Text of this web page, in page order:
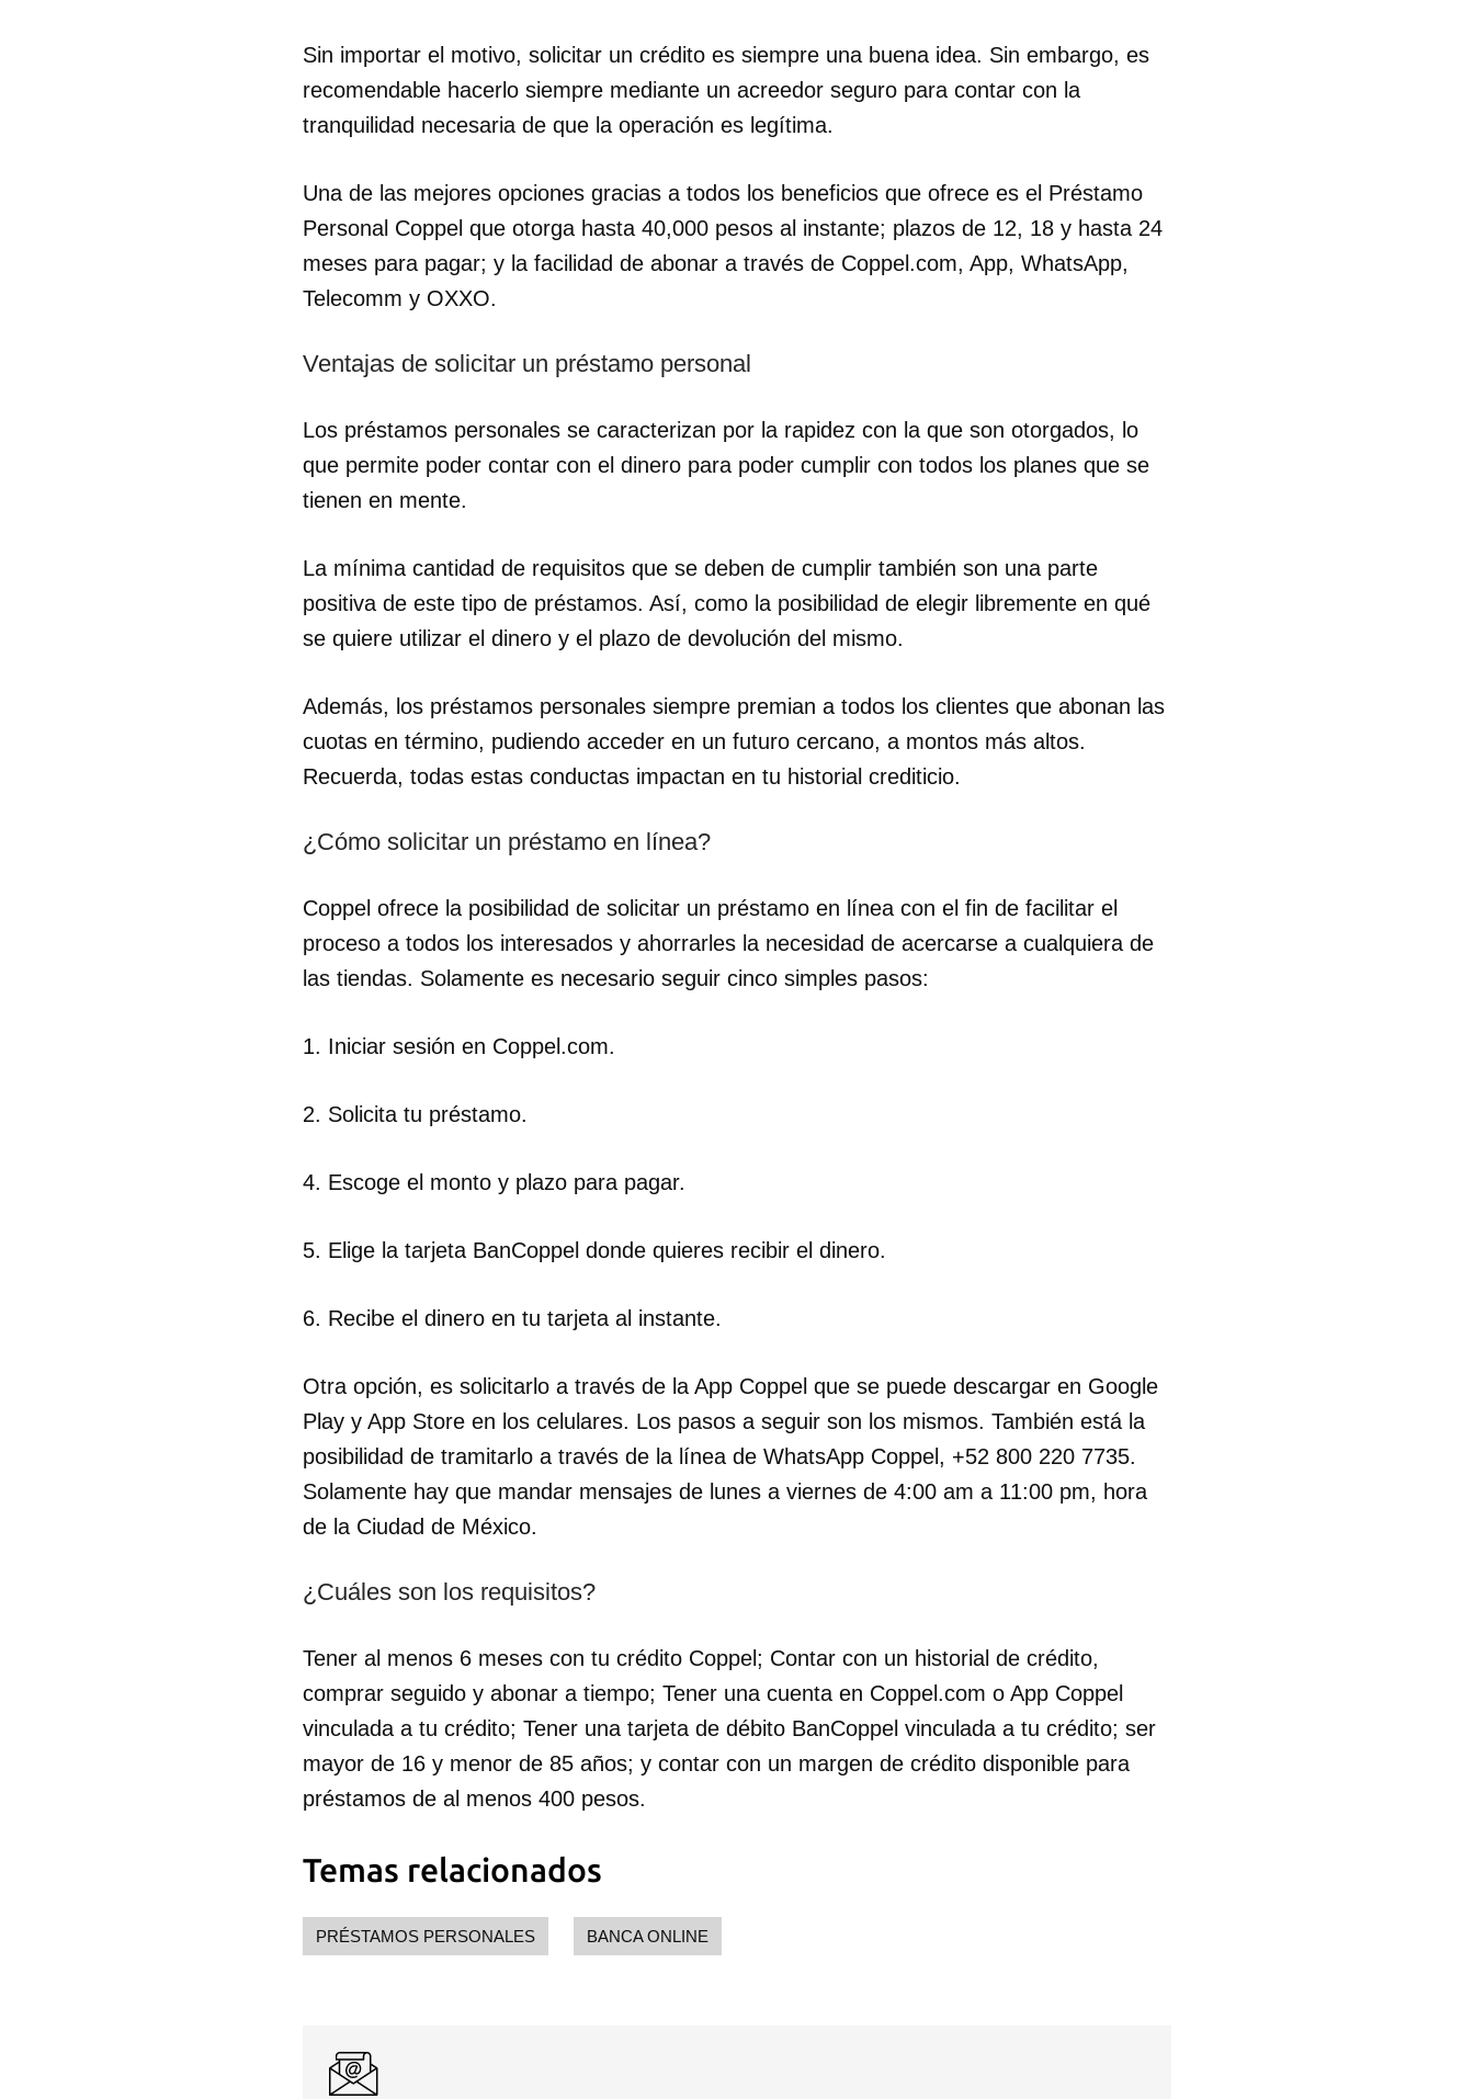
Para poder guardar como favorito, primero has de iniciar sesión con tu
cuenta de 14ymedio.
Sin importar el motivo, solicitar un crédito es siempre una buena idea. Sin embargo, es
recomendable hacerlo siempre mediante un acreedor seguro para contar con la
tranquilidad necesaria de que la operación es legítima.
Una de las mejores opciones gracias a todos los beneficios que ofrece es el Préstamo
Personal Coppel que otorga hasta 40,000 pesos al instante; plazos de 12, 18 y hasta 24
meses para pagar; y la facilidad de abonar a través de Coppel.com, App, WhatsApp,
Telecomm y OXXO.
Ventajas de solicitar un préstamo personal
Los préstamos personales se caracterizan por la rapidez con la que son otorgados, lo
que permite poder contar con el dinero para poder cumplir con todos los planes que se
tienen en mente.
La mínima cantidad de requisitos que se deben de cumplir también son una parte
positiva de este tipo de préstamos. Así, como la posibilidad de elegir libremente en qué
se quiere utilizar el dinero y el plazo de devolución del mismo.
Además, los préstamos personales siempre premian a todos los clientes que abonan las
cuotas en término, pudiendo acceder en un futuro cercano, a montos más altos.
Recuerda, todas estas conductas impactan en tu historial crediticio.
¿Cómo solicitar un préstamo en línea?
Coppel ofrece la posibilidad de solicitar un préstamo en línea con el fin de facilitar el
proceso a todos los interesados y ahorrarles la necesidad de acercarse a cualquiera de
las tiendas. Solamente es necesario seguir cinco simples pasos:
1. Iniciar sesión en Coppel.com.
2. Solicita tu préstamo.
4. Escoge el monto y plazo para pagar.
5. Elige la tarjeta BanCoppel donde quieres recibir el dinero.
6. Recibe el dinero en tu tarjeta al instante.
Otra opción, es solicitarlo a través de la App Coppel que se puede descargar en Google
Play y App Store en los celulares. Los pasos a seguir son los mismos. También está la
posibilidad de tramitarlo a través de la línea de WhatsApp Coppel, +52 800 220 7735.
Solamente hay que mandar mensajes de lunes a viernes de 4:00 am a 11:00 pm, hora
de la Ciudad de México.
¿Cuáles son los requisitos?
Tener al menos 6 meses con tu crédito Coppel; Contar con un historial de crédito,
comprar seguido y abonar a tiempo; Tener una cuenta en Coppel.com o App Coppel
vinculada a tu crédito; Tener una tarjeta de débito BanCoppel vinculada a tu crédito; ser
mayor de 16 y menor de 85 años; y contar con un margen de crédito disponible para
préstamos de al menos 400 pesos.
Temas relacionados
PRÉSTAMOS PERSONALES BANCA ONLINE